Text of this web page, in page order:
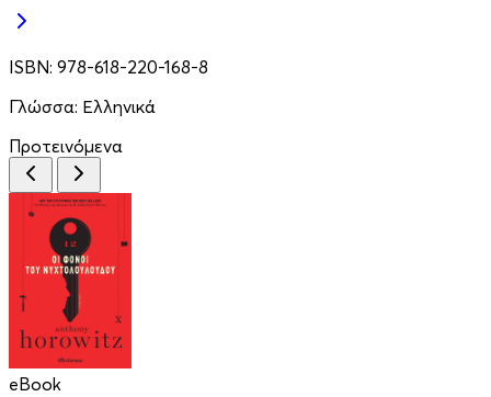
ISBN: 978-618-220-168-8
Γλώσσα: Ελληνικά
Προτεινόμενα
eBook